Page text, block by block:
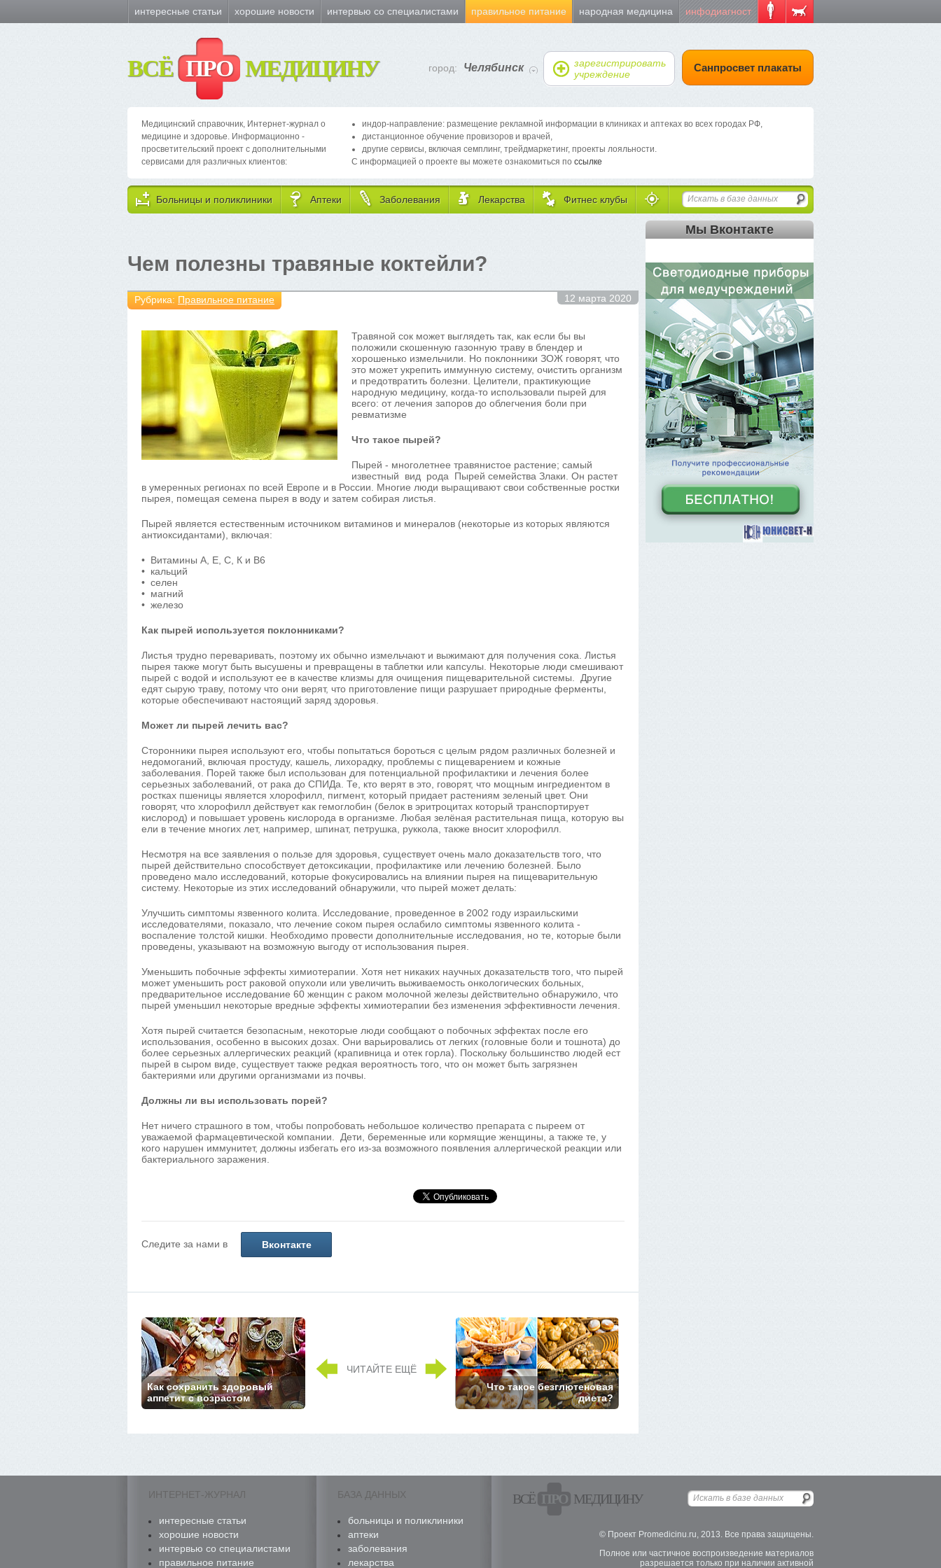
интересные статьи хорошие новости интервью со специалистами правильное питание народная медицина инфодиагност
ВСЁ ПРО МЕДИЦИНУ город: Челябинск
зарегистрировать
учреждение
Санпросвет плакаты
Медицинский справочник, Интернет-журнал о
медицине и здоровье. Информационно -
просветительский проект с дополнительными
сервисами для различных клиентов:
индор-направление: размещение рекламной информации в клиниках и аптеках во всех городах РФ,
дистанционное обучение провизоров и врачей,
другие сервисы, включая семплинг, трейдмаркетинг, проекты лояльности.
С информацией о проекте вы можете ознакомиться по ссылке
Больницы и поликлиники Аптеки Заболевания Лекарства Фитнес клубы
Чем полезны травяные коктейли?
Рубрика: Правильное питание 12 марта 2020
Травяной сок может выглядеть так, как если бы вы
положили скошенную газонную траву в блендер и
хорошенько измельчили. Но поклонники ЗОЖ говорят, что
это может укрепить иммунную систему, очистить организм
и предотвратить болезни. Целители, практикующие
народную медицину, когда-то использовали пырей для
всего: от лечения запоров до облегчения боли при
ревматизме
Что такое пырей?
Пырей - многолетнее травянистое растение; самый
известный вид рода Пырей семейства Злаки. Он растет
в умеренных регионах по всей Европе и в России. Многие люди выращивают свои собственные ростки
пырея, помещая семена пырея в воду и затем собирая листья.
Пырей является естественным источником витаминов и минералов (некоторые из которых являются
антиоксидантами), включая:
• Витамины А, Е, С, К и В6
• кальций
• селен
• магний
• железо
Как пырей используется поклонниками?
Листья трудно переваривать, поэтому их обычно измельчают и выжимают для получения сока. Листья
пырея также могут быть высушены и превращены в таблетки или капсулы. Некоторые люди смешивают
пырей с водой и используют ее в качестве клизмы для очищения пищеварительной системы. Другие
едят сырую траву, потому что они верят, что приготовление пищи разрушает природные ферменты,
которые обеспечивают настоящий заряд здоровья.
Может ли пырей лечить вас?
Сторонники пырея используют его, чтобы попытаться бороться с целым рядом различных болезней и
недомоганий, включая простуду, кашель, лихорадку, проблемы с пищеварением и кожные
заболевания. Порей также был использован для потенциальной профилактики и лечения более
серьезных заболеваний, от рака до СПИДа. Те, кто верят в это, говорят, что мощным ингредиентом в
ростках пшеницы является хлорофилл, пигмент, который придает растениям зеленый цвет. Они
говорят, что хлорофилл действует как гемоглобин (белок в эритроцитах который транспортирует
кислород) и повышает уровень кислорода в организме. Любая зелёная растительная пища, которую вы
ели в течение многих лет, например, шпинат, петрушка, руккола, также вносит хлорофилл.
Несмотря на все заявления о пользе для здоровья, существует очень мало доказательств того, что
пырей действительно способствует детоксикации, профилактике или лечению болезней. Было
проведено мало исследований, которые фокусировались на влиянии пырея на пищеварительную
систему. Некоторые из этих исследований обнаружили, что пырей может делать:
Улучшить симптомы язвенного колита. Исследование, проведенное в 2002 году израильскими
исследователями, показало, что лечение соком пырея ослабило симптомы язвенного колита -
воспаление толстой кишки. Необходимо провести дополнительные исследования, но те, которые были
проведены, указывают на возможную выгоду от использования пырея.
Уменьшить побочные эффекты химиотерапии. Хотя нет никаких научных доказательств того, что пырей
может уменьшить рост раковой опухоли или увеличить выживаемость онкологических больных,
предварительное исследование 60 женщин с раком молочной железы действительно обнаружило, что
пырей уменьшил некоторые вредные эффекты химиотерапии без изменения эффективности лечения.
Хотя пырей считается безопасным, некоторые люди сообщают о побочных эффектах после его
использования, особенно в высоких дозах. Они варьировались от легких (головные боли и тошнота) до
более серьезных аллергических реакций (крапивница и отек горла). Поскольку большинство людей ест
пырей в сыром виде, существует также редкая вероятность того, что он может быть загрязнен
бактериями или другими организмами из почвы.
Должны ли вы использовать порей?
Нет ничего страшного в том, чтобы попробовать небольшое количество препарата с пыреем от
уважаемой фармацевтической компании. Дети, беременные или кормящие женщины, а также те, у
кого нарушен иммунитет, должны избегать его из-за возможного появления аллергической реакции или
бактериального заражения.
Следите за нами в Вконтакте
Как сохранить здоровый
аппетит с возрастом
ЧИТАЙТЕ ЕЩЁ
Что такое безглютеновая
диета?
Мы Вконтакте
ИНТЕРНЕТ-ЖУРНАЛ
интересные статьи
хорошие новости
интервью со специалистами
правильное питание
БАЗА ДАННЫХ
больницы и поликлиники
аптеки
заболевания
лекарства
ВСЁ ПРО МЕДИЦИНУ
© Проект Promedicinu.ru, 2013. Все права защищены.
Полное или частичное воспроизведение материалов
разрешается только при наличии активной